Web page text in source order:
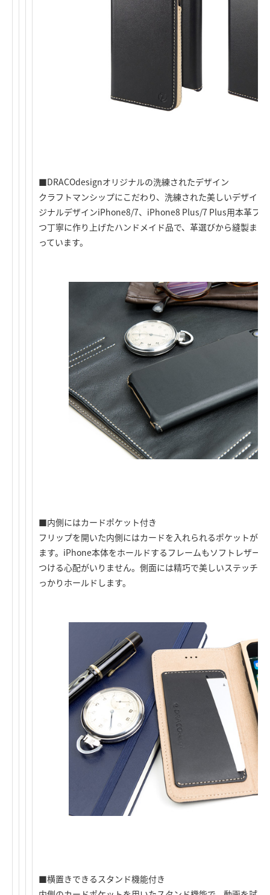
■DRACOdesignオリジナルの洗練されたデザイン
クラフトマンシップにこだわり、洗練された美しいデザイ
ジナルデザインiPhone8/7、iPhone8 Plus/7 Plus用本革フ
つ丁寧に作り上げたハンドメイド品で、革選びから縫製ま
っています。
■内側にはカードポケット付き
フリップを開いた内側にはカードを入れられるポケットが
ます。iPhone本体をホールドするフレームもソフトレザー
つける心配がいりません。側面には精巧で美しいステッチ
っかりホールドします。
■横置きできるスタンド機能付き